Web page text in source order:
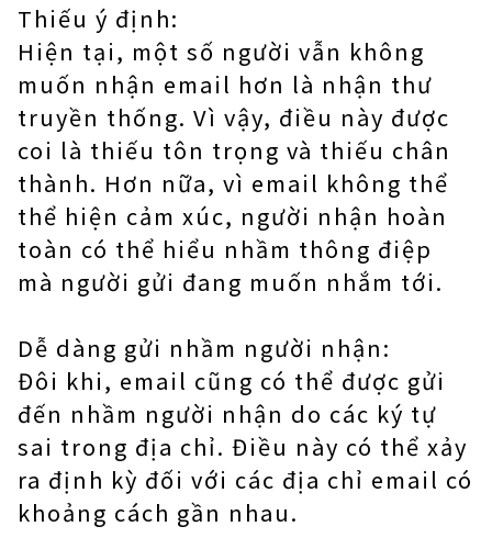
Thiếu ý định:
Hiện tại, một số người vẫn không
muốn nhận email hơn là nhận thư
truyền thống. Vì vậy, điều này được
coi là thiếu tôn trọng và thiếu chân
thành. Hơn nữa, vì email không thể
thể hiện cảm xúc, người nhận hoàn
toàn có thể hiểu nhầm thông điệp
mà người gửi đang muốn nhắm tới.
Dễ dàng gửi nhầm người nhận:
Đôi khi, email cũng có thể được gửi
đến nhầm người nhận do các ký tự
sai trong địa chỉ. Điều này có thể xảy
ra định kỳ đối với các địa chỉ email có
khoảng cách gần nhau.